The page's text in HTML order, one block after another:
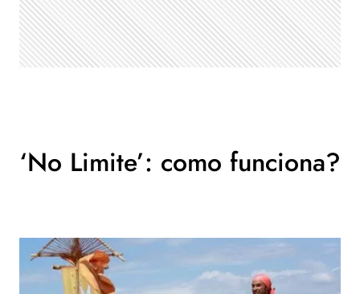
‘No Limite’: como funciona?